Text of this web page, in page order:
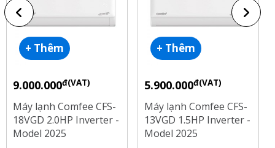
+ Thêm
9.000.000đ(VAT)
Máy lạnh Comfee CFS-
18VGD 2.0HP Inverter -
Model 2025
+ Thêm
5.900.000đ(VAT)
Máy lạnh Comfee CFS-
13VGD 1.5HP Inverter -
Model 2025